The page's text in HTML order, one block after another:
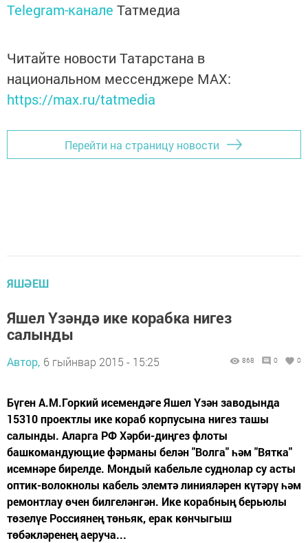
Telegram-канале Татмедиа
Читайте новости Татарстана в
национальном мессенджере MАХ:
https://max.ru/tatmedia
Перейти на страницу новости
ЯШӘЕШ
Яшел Үзәндә ике корабка нигез
салынды
Автор, 6 гыйнвар 2015 - 15:25 868 0 0
Бүген А.М.Горкий исемендәге Яшел Үзән заводында
15310 проектлы ике кораб корпусына нигез ташы
салынды. Аларга РФ Хәрби-диңгез флоты
башкомандующие фәрманы белән "Волга" һәм "Вятка"
исемнәре бирелде. Мондый кабельле суднолар су асты
оптик-волокнолы кабель элемтә линияләрен күтәрү һәм
ремонтлау өчен билгеләнгән. Ике корабның берьюлы
төзелүе Россиянең төньяк, ерак көнчыгыш
төбәкләренең аеруча...